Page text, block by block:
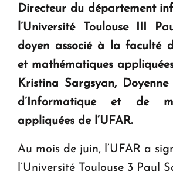
Directeur du département
l’Université Toulouse III
doyen associé à la faculté
et mathématiques
Kristina Sargsyan,
d’Informatique et de
appliquées de l’UFAR.
Au mois de juin, l’UFAR a
l’Université Toulouse 3 Paul